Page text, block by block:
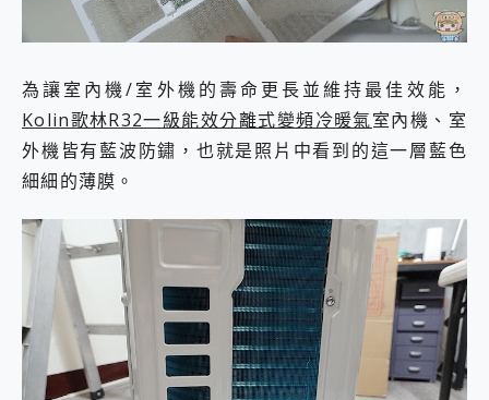
為讓室內機/室外機的壽命更長並維持最佳效能，
Kolin歌林R32一級能效分離式變頻冷暖氣室內機、室
外機皆有藍波防鏽，也就是照片中看到的這一層藍色
細細的薄膜。